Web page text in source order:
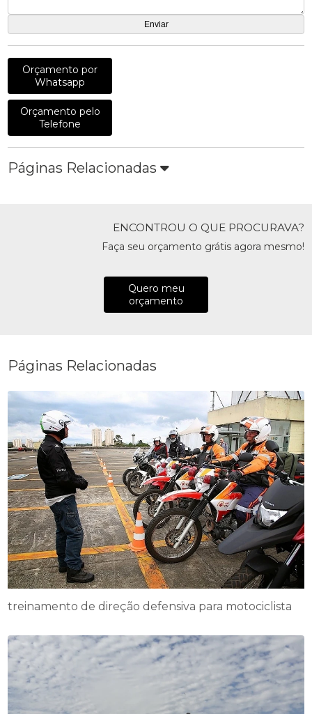
Orçamento por
Whatsapp
Orçamento pelo
Telefone
Páginas Relacionadas
ENCONTROU O QUE PROCURAVA?
Faça seu orçamento grátis agora mesmo!
Quero meu
orçamento
Páginas Relacionadas
treinamento de direção defensiva para motociclista